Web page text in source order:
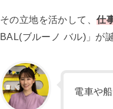
その立地を活かして、仕
BAL(ブルーノ バル)」が
電車や